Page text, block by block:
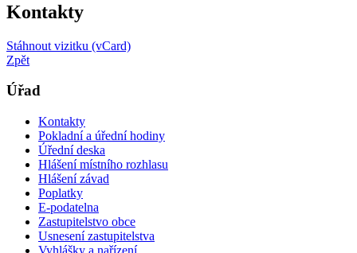
Kontakty
Stáhnout vizitku (vCard)
Zpět
Úřad
Kontakty
Pokladní a úřední hodiny
Úřední deska
Hlášení místního rozhlasu
Hlášení závad
Poplatky
E-podatelna
Zastupitelstvo obce
Usnesení zastupitelstva
Vyhlášky a nařízení